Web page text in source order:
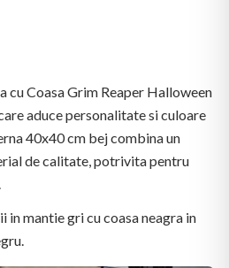
cu Coasa Grim Reaper Halloween
aduce personalitate si culoare
40x40 cm bej combina un
de calitate, potrivita pentru
in mantie gri cu coasa neagra in